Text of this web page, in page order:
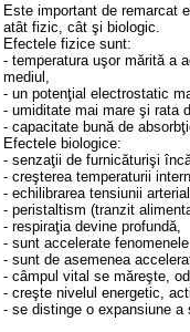
Este important de remarcat
atât fizic, cât şi biologic.
Efectele fizice sunt:
- temperatura uşor mărită a
mediul,
- un potenţial electrostatic
- umiditate mai mare şi rata
- capacitate bună de
Efectele biologice:
- senzaţii de furnicăturişi
- creşterea temperaturii
- echilibrarea tensiunii
- peristaltism (tranzit
- respiraţia devine profundă,
- sunt accelerate
- sunt de asemenea
- câmpul vital se măreşte,
- creşte nivelul energetic,
- se distinge o expansiune